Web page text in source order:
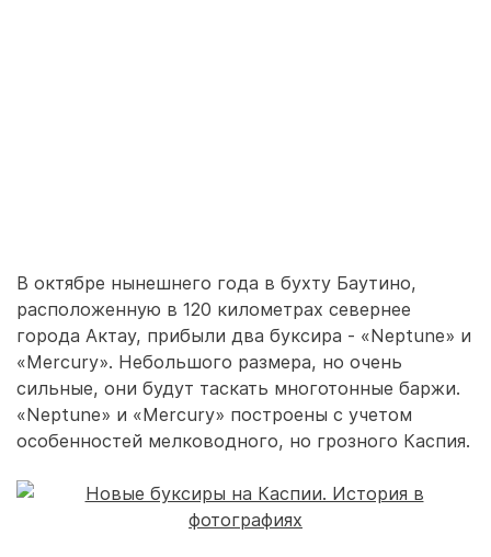
В октябре нынешнего года в бухту Баутино,
расположенную в 120 километрах севернее
города Актау, прибыли два буксира - «Neptune» и
«Mercury». Небольшого размера, но очень
сильные, они будут таскать многотонные баржи.
«Neptune» и «Mercury» построены с учетом
особенностей мелководного, но грозного Каспия.